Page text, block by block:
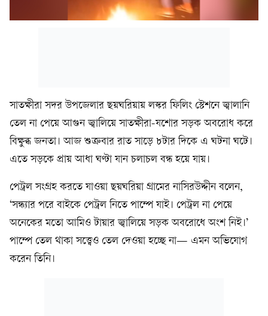
সাতক্ষীরা সদর উপজেলার ছয়ঘরিয়ায় লস্কর ফিলিং স্টেশনে জ্বালানি
তেল না পেয়ে আগুন জ্বালিয়ে সাতক্ষীরা-যশোর সড়ক অবরোধ করে
বিক্ষুব্ধ জনতা। আজ শুক্রবার রাত সাড়ে ৮টার দিকে এ ঘটনা ঘটে।
এতে সড়কে প্রায় আধা ঘণ্টা যান চলাচল বন্ধ হয়ে যায়।
পেট্রল সংগ্রহ করতে যাওয়া ছয়ঘরিয়া গ্রামের নাসিরউদ্দীন বলেন,
‘সন্ধ্যার পরে বাইকে পেট্রল নিতে পাম্পে যাই। পেট্রল না পেয়ে
অনেকের মতো আমিও টায়ার জ্বালিয়ে সড়ক অবরোধে অংশ নিই।’
পাম্পে তেল থাকা সত্ত্বেও তেল দেওয়া হচ্ছে না— এমন অভিযোগ
করেন তিনি।